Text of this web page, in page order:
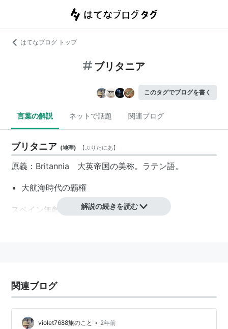
はてなブログ トップ
ブリタニア
このタグでブログを書く
言葉の解説 ネットで話題 関連ブログ
ブリタニア (地理) 【ぶりたにあ】
原義：Britannia 大英帝国の美称。ラテン語。
大航海時代の覇権
スペイン無敵艦隊 → イギリス海軍
解説の続きを読む
関連ブログ
violet7688旅のこと • 2年前